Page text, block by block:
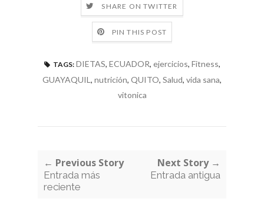
SHARE ON TWITTER
PIN THIS POST
TAGS: DIETAS, ECUADOR, ejercicios, Fitness,
GUAYAQUIL , nutrición, QUITO, Salud, vida sana,
vitonica
← Previous Story
Entrada más
reciente
Next Story →
Entrada antigua